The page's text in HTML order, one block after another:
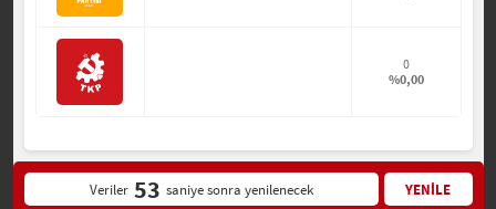
Veriler 53 saniye sonra yenilenecek YENİLE
0
%0,00